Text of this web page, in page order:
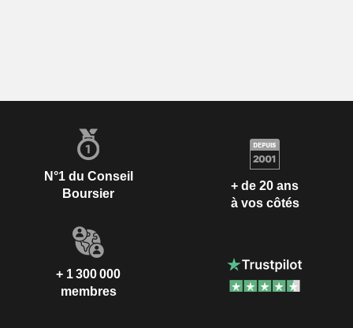
N°1 du Conseil
Boursier
+ de 20 ans
à vos côtés
+ 1 300 000
membres